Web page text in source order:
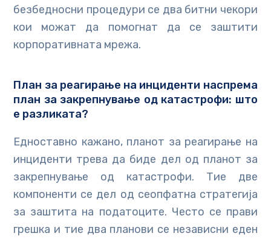
безбедносни процедури се два битни чекори
кои можат да помогнат да се заштити
корпоративната мрежа.
План за реагирање на инциденти наспрема
план за закрепнување од катастрофи: што
е разликата?
Едноставно кажано, планот за реагирање на
инциденти трева да биде дел од планот за
закрепнување од катастрофи. Тие две
компоненти се дел од сеопфатна стратегија
за заштита на податоците. Често се прави
грешка и тие два планови се независни еден